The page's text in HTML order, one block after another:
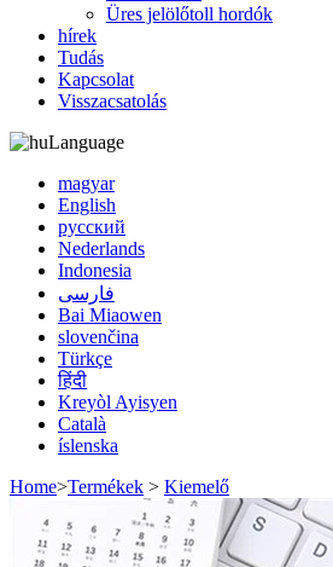
Üres jelölőtoll hordók
hírek
Tudás
Kapcsolat
Visszacsatolás
Language
magyar
English
русский
Nederlands
Indonesia
فارسی
Bai Miaowen
slovenčina
Türkçe
हिंदी
Kreyòl Ayisyen
Català
íslenska
Home>Termékek > Kiemelő